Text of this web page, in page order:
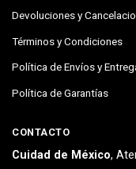
Devoluciones y
Términos y Condiciones
Política de Envíos y
Política de Garantías
CONTACTO
Cuidad de México,